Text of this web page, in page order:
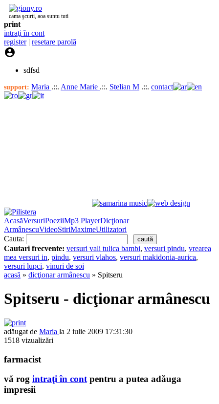
cama şcurti, aoa suntu tuti
print
intraţi în cont
register| resetare parolă

sdfsd
support: Maria .::. Anne Marie .::. Stelian M .::. contact
AcasăVersuriPoeziiMp3 PlayerDicţionar
ArmânescuVideoStiriMaximeUtilizatori
Cauta:
Cautari frecvente: versuri vali tulica bambi, versuri pindu, vrearea
mea versuri in, pindu, versuri vlahos, versuri makidonia-aurica,
versuri lupci, vinuri de soi
acasă » dicţionar armânescu » Spitseru
Spitseru - dicţionar armânescu
adăugat de Maria la 2 iulie 2009 17:31:30
1518 vizualizări
farmacist
vă rog intraţi în contpentru a putea adăuga
impresii